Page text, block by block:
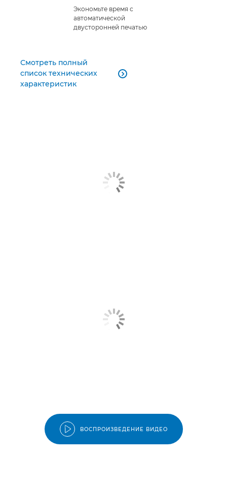
Экономьте время с
автоматической
двусторонней печатью
Смотреть полный
список технических
характеристик

ВОСПРОИЗВЕДЕНИЕ ВИДЕО